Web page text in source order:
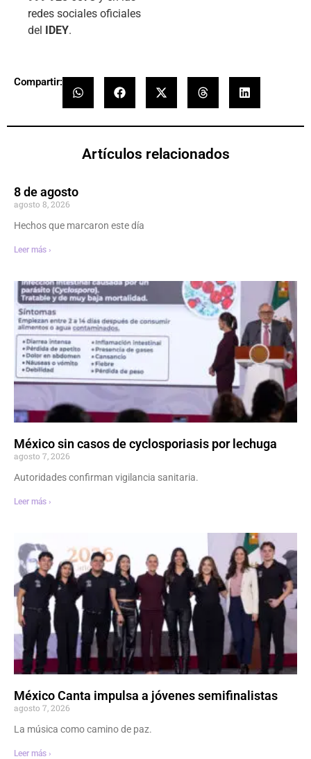
redes sociales oficiales
del
IDEY.
Compartir:
Artículos relacionados
8 de agosto
agosto 8, 2026
Hechos que marcaron este día
Leer más ›
México sin casos de cyclosporiasis por lechuga
agosto 7, 2026
Autoridades confirman vigilancia sanitaria.
Leer más ›
México Canta impulsa a jóvenes semifinalistas
agosto 7, 2026
La música como camino de paz.
Leer más ›